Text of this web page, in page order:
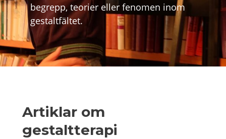
begrepp, teorier eller fenomen inom
gestaltfältet.
Artiklar om
gestaltterapi